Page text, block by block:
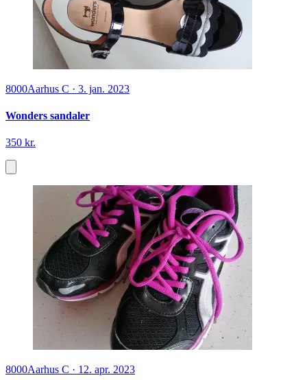
8000Aarhus C · 3. jan. 2023
Wonders sandaler
350 kr.
8000Aarhus C · 12. apr. 2023